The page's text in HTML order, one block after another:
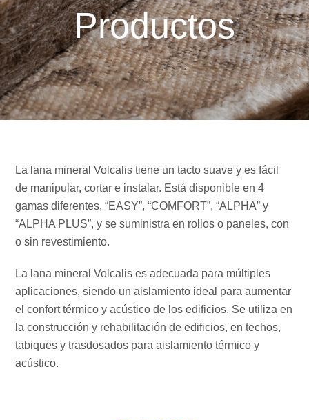
Productos
La lana mineral Volcalis tiene un tacto suave y es fácil
de manipular, cortar e instalar. Está disponible en 4
gamas diferentes, “EASY”, “COMFORT”, “ALPHA” y
“ALPHA PLUS”, y se suministra en rollos o paneles, con
o sin revestimiento.
La lana mineral Volcalis es adecuada para múltiples
aplicaciones, siendo un aislamiento ideal para aumentar
el confort térmico y acústico de los edificios. Se utiliza en
la construcción y rehabilitación de edificios, en techos,
tabiques y trasdosados para aislamiento térmico y
acústico.